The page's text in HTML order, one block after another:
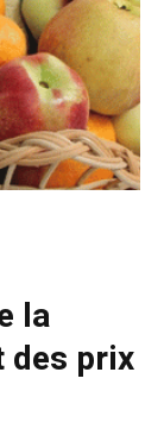
la
des prix